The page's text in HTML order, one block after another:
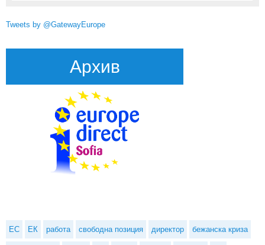
Tweets by @GatewayEurope
Архив
ЕС ЕК работа свободна позиция директор бежанска криза